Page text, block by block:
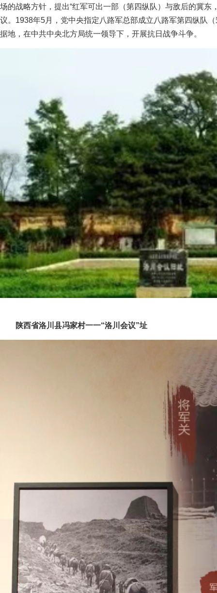
场的战略方针，提出“红军可出一部（第四纵队）与敌后的冀东
议。1938年5月，党中央指定八路军总部成立八路军第四纵队
据地，在中共中央北方局统一领导下，开展抗日战争斗争。
陕西省洛川县冯家村一一“洛川会议”址